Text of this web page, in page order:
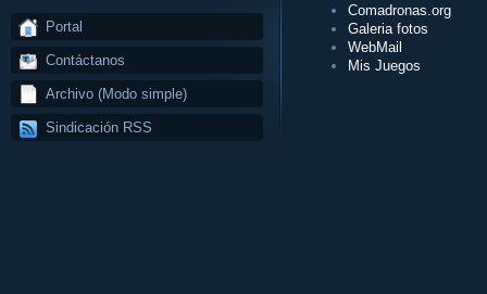
Portal
Contáctanos
Archivo (Modo simple)
Sindicación RSS
Comadronas.org
Galeria fotos
WebMail
Mis Juegos